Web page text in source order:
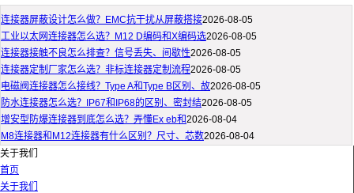
连接器屏蔽设计怎么做？EMC抗干扰从屏蔽搭接2026-08-05
工业以太网连接器怎么选？M12 D编码和X编码选2026-08-05
连接器接触不良怎么排查？信号丢失、间歇性2026-08-05
连接器定制厂家怎么选？非标连接器定制流程2026-08-05
电磁阀连接器怎么接线？Type A和Type B区别、故2026-08-05
防水连接器怎么选？IP67和IP68的区别、密封结2026-08-05
增安型防爆连接器到底怎么选？弄懂Ex eb和2026-08-04
M8连接器和M12连接器有什么区别？尺寸、芯数2026-08-04
关于我们
首页
关于我们